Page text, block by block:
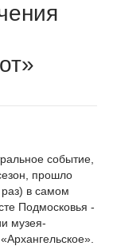
событие,
прошло
в самом
Подмосковья -
музея-